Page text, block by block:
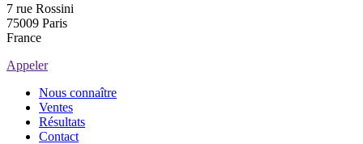
7 rue Rossini
75009 Paris
France
Appeler
Nous connaître
Ventes
Résultats
Contact